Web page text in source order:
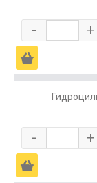
- +
Ä
- +
Ä